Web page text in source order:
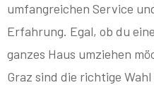
umfangreichen Service
Erfahrung. Egal, ob du
ganzes Haus umziehen
Graz sind die richtige